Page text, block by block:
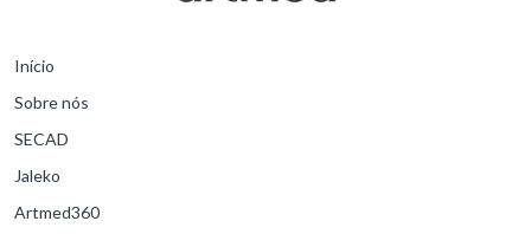
Início
Sobre nós
SECAD
Jaleko
Artmed360